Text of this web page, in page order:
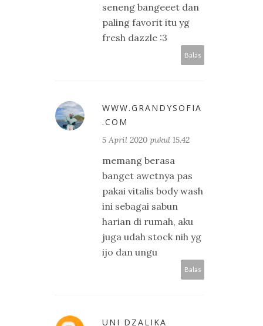
seneng bangeeet dan
paling favorit itu yg
fresh dazzle :3
Balas
WWW.GRANDYSOFIA
.COM
5 April 2020 pukul 15.42
memang berasa
banget awetnya pas
pakai vitalis body wash
ini sebagai sabun
harian di rumah, aku
juga udah stock nih yg
ijo dan ungu
Balas
UNI DZALIKA